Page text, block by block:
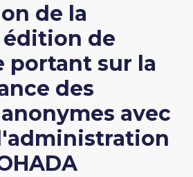
de la
de
portant sur la
des
avec